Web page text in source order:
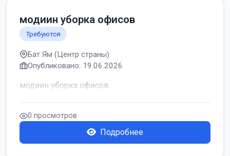
модиин уборка офисов
Требуются
Бат Ям (Центр страны)
Опубликовано: 19.06.2026
модиин уборка офисов
0 просмотров
Подробнее